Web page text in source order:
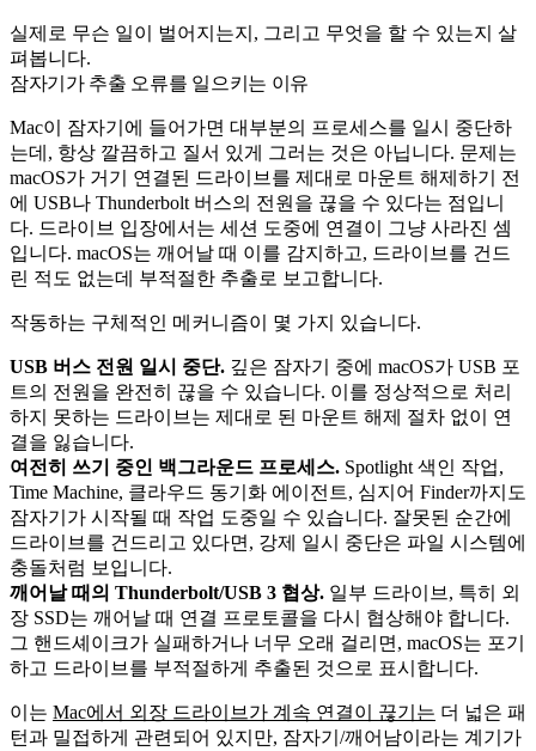
실제로 무슨 일이 벌어지는지, 그리고 무엇을 할 수 있는지 살
펴봅니다.
잠자기가 추출 오류를 일으키는 이유
Mac이 잠자기에 들어가면 대부분의 프로세스를 일시 중단하
는데, 항상 깔끔하고 질서 있게 그러는 것은 아닙니다. 문제는
macOS가 거기 연결된 드라이브를 제대로 마운트 해제하기 전
에 USB나 Thunderbolt 버스의 전원을 끊을 수 있다는 점입니
다. 드라이브 입장에서는 세션 도중에 연결이 그냥 사라진 셈
입니다. macOS는 깨어날 때 이를 감지하고, 드라이브를 건드
린 적도 없는데 부적절한 추출로 보고합니다.
작동하는 구체적인 메커니즘이 몇 가지 있습니다.
USB 버스 전원 일시 중단. 깊은 잠자기 중에 macOS가 USB 포
트의 전원을 완전히 끊을 수 있습니다. 이를 정상적으로 처리
하지 못하는 드라이브는 제대로 된 마운트 해제 절차 없이 연
결을 잃습니다.
여전히 쓰기 중인 백그라운드 프로세스. Spotlight 색인 작업,
Time Machine, 클라우드 동기화 에이전트, 심지어 Finder까지도
잠자기가 시작될 때 작업 도중일 수 있습니다. 잘못된 순간에
드라이브를 건드리고 있다면, 강제 일시 중단은 파일 시스템에
충돌처럼 보입니다.
깨어날 때의 Thunderbolt/USB 3 협상. 일부 드라이브, 특히 외
장 SSD는 깨어날 때 연결 프로토콜을 다시 협상해야 합니다.
그 핸드셰이크가 실패하거나 너무 오래 걸리면, macOS는 포기
하고 드라이브를 부적절하게 추출된 것으로 표시합니다.
이는 Mac에서 외장 드라이브가 계속 연결이 끊기는 더 넓은 패
턴과 밀접하게 관련되어 있지만, 잠자기/깨어남이라는 계기가